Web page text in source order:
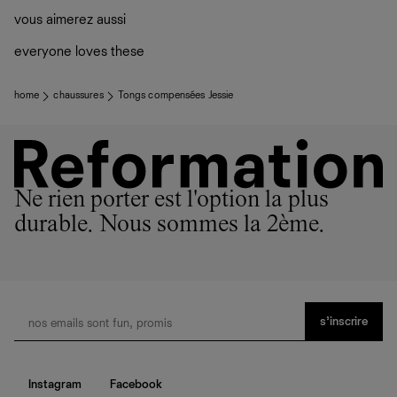
vous aimerez aussi
everyone loves these
home chaussures Tongs compensées Jessie
Ne rien porter est l'option la plus
durable. Nous sommes la 2ème.
s’inscrire
Instagram Facebook